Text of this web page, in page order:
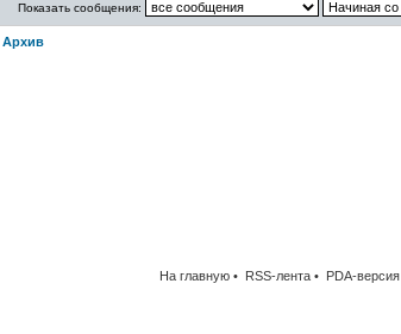
Показать сообщения:
Архив
На главную • RSS-лента • PDA-версия